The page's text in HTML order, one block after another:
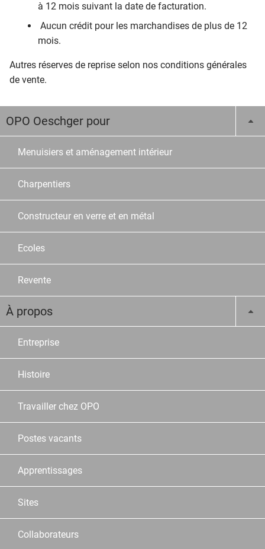
à 12 mois suivant la date de facturation.
Aucun crédit pour les marchandises de plus de 12
mois.
Autres réserves de reprise selon nos conditions générales
de vente.
OPO Oeschger pour
Menuisiers et aménagement intérieur
Charpentiers
Constructeur en verre et en métal
Ecoles
Revente
À propos
Entreprise
Histoire
Travailler chez OPO
Postes vacants
Apprentissages
Sites
Collaborateurs